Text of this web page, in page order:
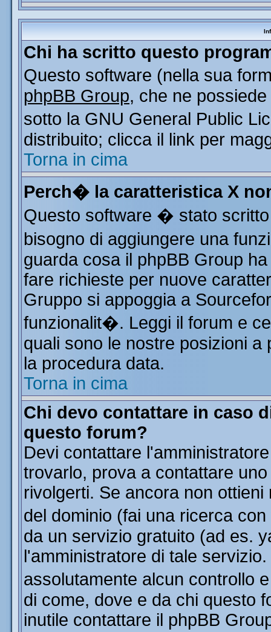
Chi ha scritto questo
Questo software (nella sua
phpBB Group, che ne
sotto la GNU General Public
distribuito; clicca il link per
Torna in cima
Perch� la caratteristica X
Questo software � stato
bisogno di aggiungere una
guarda cosa il phpBB Group
fare richieste per nuove
Gruppo si appoggia a
funzionalit�. Leggi il forum e
quali sono le nostre posizioni
la procedura data.
Torna in cima
Chi devo contattare in caso
questo forum?
Devi contattare
trovarlo, prova a contattare
rivolgerti. Se ancora non
del dominio (fai una ricerca
da un servizio gratuito (ad es.
l'amministratore di tale
assolutamente alcun controllo
di come, dove e da chi questo
inutile contattare il phpBB